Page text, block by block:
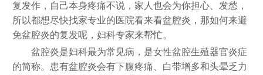
复发作，自己本身疼痛不说，家人也会为你担心、发愁，
所以都想尽快找家专业的医院看来看盆腔炎，那如何来避
免盆腔炎的复发呢，妇科专家来帮忙。
盆腔炎是妇科最为常见病，是女性盆腔生殖器官炎症
的简称。患有盆腔炎会有下腹疼痛、白带增多和头晕乏力